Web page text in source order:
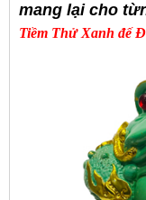
mang lại cho
Tiềm Thử Xanh đế